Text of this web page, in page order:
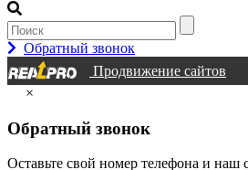
Обратный звонок
Продвижение сайтов
×
Обратный звонок
Оставьте свой номер телефона и наш